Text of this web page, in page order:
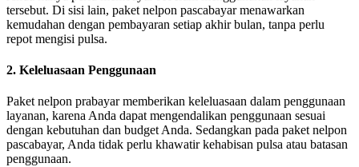
tersebut. Di sisi lain, paket nelpon pascabayar menawarkan
kemudahan dengan pembayaran setiap akhir bulan, tanpa perlu
repot mengisi pulsa.
2. Keleluasaan Penggunaan
Paket nelpon prabayar memberikan keleluasaan dalam penggunaan
layanan, karena Anda dapat mengendalikan penggunaan sesuai
dengan kebutuhan dan budget Anda. Sedangkan pada paket nelpon
pascabayar, Anda tidak perlu khawatir kehabisan pulsa atau batasan
penggunaan.